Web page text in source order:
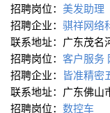
招聘岗位： 美发助理
招聘企业： 骐祥网络
联系地址：广东茂名
招聘岗位： 客户服务
招聘企业： 皆准精密
联系地址：广东佛山
招聘岗位： 数控车